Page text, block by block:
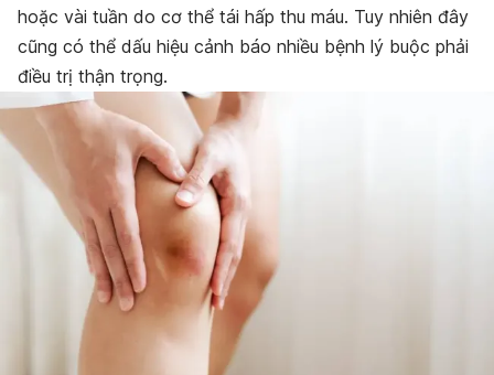
hoặc vài tuần do cơ thể tái hấp thu máu. Tuy nhiên đây
cũng có thể dấu hiệu cảnh báo nhiều bệnh lý buộc phải
điều trị thận trọng.